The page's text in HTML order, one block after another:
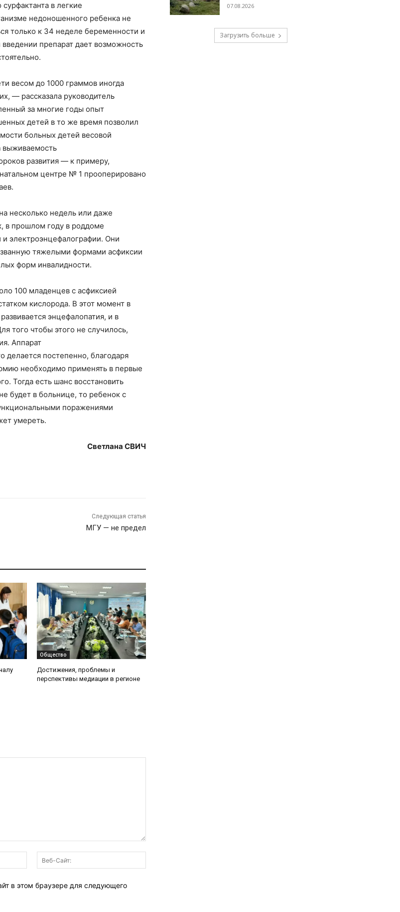
в легкие
недоношенного ребенка не
только к 34 неделе беременности и
препарат дает возможность
весом до 1000 граммов иногда
— рассказала руководитель
за многие годы опыт
детей в то же время позволил
больных детей весовой
выживаемость
развития — к примеру,
центре № 1 прооперировано
несколько недель или даже
в прошлом году в роддоме
и электроэнцефалографии. Они
тяжелыми формами асфиксии
форм инвалидности.
100 младенцев с асфиксией
кислорода. В этот момент в
энцефалопатия, и в
того чтобы этого не случилось,
Аппарат
делается постепенно, благодаря
необходимо применять в первые
Тогда есть шанс восстановить
будет в больнице, то ребенок с
поражениями
умереть.
Светлана СВИЧ
Следующая статья
МГУ — не предел
Общество
Достижения, проблемы и
перспективы медиации в регионе
Электронная
почта:*
Сайт:
в этом браузере для следующего
07.08.2026
Загрузить больше